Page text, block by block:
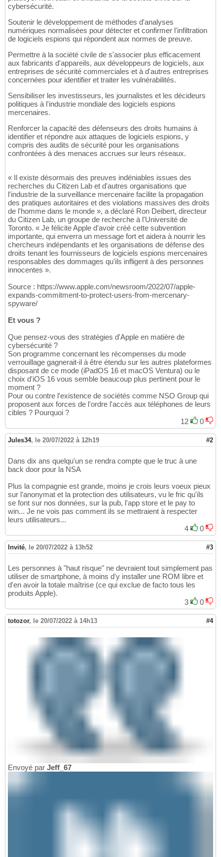
cybersécurité.
Soutenir le développement de méthodes d'analyses
numériques normalisées pour détecter et confirmer l'infiltration
de logiciels espions qui répondent aux normes de preuve.
Permettre à la société civile de s'associer plus efficacement
aux fabricants d'appareils, aux développeurs de logiciels, aux
entreprises de sécurité commerciales et à d'autres entreprises
concernées pour identifier et traiter les vulnérabilités.
Sensibiliser les investisseurs, les journalistes et les décideurs
politiques à l'industrie mondiale des logiciels espions
mercenaires.
Renforcer la capacité des défenseurs des droits humains à
identifier et répondre aux attaques de logiciels espions, y
compris des audits de sécurité pour les organisations
confrontées à des menaces accrues sur leurs réseaux.
« Il existe désormais des preuves indéniables issues des
recherches du Citizen Lab et d'autres organisations que
l'industrie de la surveillance mercenaire facilite la propagation
des pratiques autoritaires et des violations massives des droits
de l'homme dans le monde », a déclaré Ron Deibert, directeur
du Citizen Lab, un groupe de recherche à l'Université de
Toronto. « Je félicite Apple d'avoir créé cette subvention
importante, qui enverra un message fort et aidera à nourrir les
chercheurs indépendants et les organisations de défense des
droits tenant les fournisseurs de logiciels espions mercenaires
responsables des dommages qu'ils infligent à des personnes
innocentes ».
Source : https://www.apple.com/newsroom/2022/07/apple-
expands-commitment-to-protect-users-from-mercenary-
spyware/
Et vous ?
Que pensez-vous des stratégies d'Apple en matière de
cybersécurité ?
Son programme concernant les récompenses du mode
verrouillage gagnerait-il à être étendu sur les autres plateformes
disposant de ce mode (iPadOS 16 et macOS Ventura) ou le
choix d'iOS 16 vous semble beaucoup plus pertinent pour le
moment ?
Pour ou contre l'existence de sociétés comme NSO Group qui
proposent aux forces de l'ordre l'accès aux téléphones de leurs
cibles ? Pourquoi ?
12
0
Jules34, le 20/07/2022 à 12h19 #2
Dans dix ans quelqu'un se rendra compte que le truc à une
back door pour la NSA
Plus la compagnie est grande, moins je crois leurs voeux pieux
sur l'anonymat et la protection des utilisateurs, vu le fric qu'ils
se font sur nos données, sur la pub, l'app store et le pay to
win... Je ne vois pas comment ils se mettraient à respecter
leurs utilisateurs...
4
0
Invité, le 20/07/2022 à 13h52 #3
Les personnes à "haut risque" ne devraient tout simplement pas
utiliser de smartphone, à moins d'y installer une ROM libre et
d'en avoir la totale maîtrise (ce qui exclue de facto tous les
produits Apple).
3
0
totozor, le 20/07/2022 à 14h13 #4
Envoyé par Jeff_67